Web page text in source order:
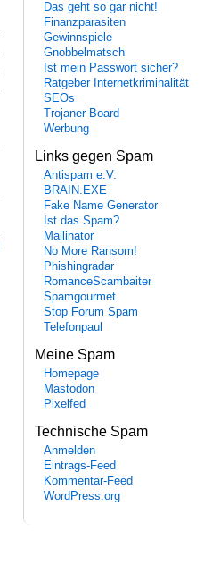
Das geht so gar nicht!
Finanzparasiten
Gewinnspiele
Gnobbelmatsch
Ist mein Passwort sicher?
Ratgeber Internetkriminalität
SEOs
Trojaner-Board
Werbung
Links gegen Spam
Antispam e.V.
BRAIN.EXE
Fake Name Generator
Ist das Spam?
Mailinator
No More Ransom!
Phishingradar
RomanceScambaiter
Spamgourmet
Stop Forum Spam
Telefonpaul
Meine Spam
Homepage
Mastodon
Pixelfed
Technische Spam
Anmelden
Eintrags-Feed
Kommentar-Feed
WordPress.org